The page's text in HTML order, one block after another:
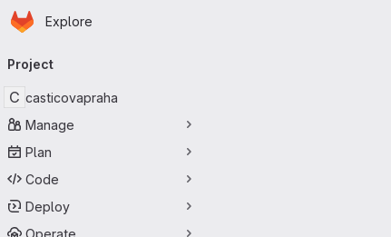
Skip to main content
Homepage
Explore
navigation
Project
C casticovapraha
Manage
Plan
Code
Deploy
Operate